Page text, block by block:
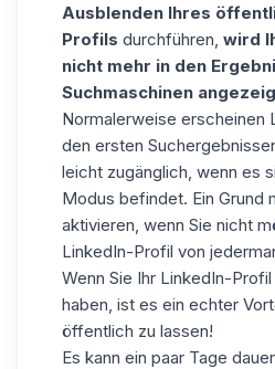
Ausblenden Ihres
Profils durchführen, wird
nicht mehr in den
Suchmaschinen
Normalerweise erscheinen
den ersten
leicht zugänglich, wenn es
Modus befindet. Ein Grund
aktivieren, wenn Sie nicht
LinkedIn-Profil von
Wenn Sie Ihr LinkedIn-Profil
haben, ist es ein echter
öffentlich zu lassen!
Es kann ein paar Tage